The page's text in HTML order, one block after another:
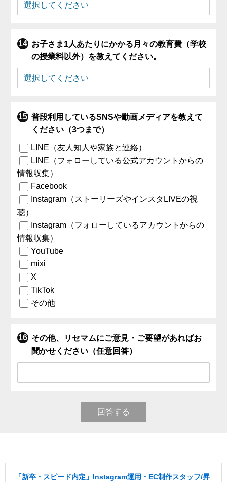
お子さま1人あたりにかかる月々の教育費（学校
の授業料以外）を教えてください。
普段利用しているSNSや動画メディアを教えて
ください（3つまで）
LINE（友人知人や家族と連絡）
LINE（フォローしている公式アカウントからの
情報収集）
Facebook
Instagram（ストーリーズやインスタLIVEの視
聴）
Instagram（フォローしているアカウントからの
情報収集）
YouTube
mixi
X
TikTok
その他
その他、リセマムにご意見・ご要望があればお
聞かせください（任意回答）
回答する
「新卒・スピード内定」Instagram運用・EC制作スタッフ/昇